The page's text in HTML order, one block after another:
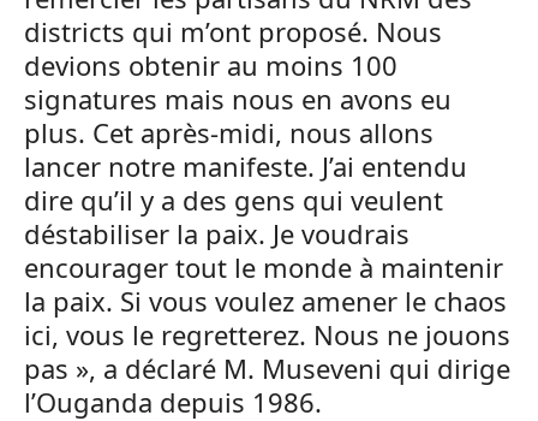
districts qui m’ont proposé. Nous
devions obtenir au moins 100
signatures mais nous en avons eu
plus. Cet après-midi, nous allons
lancer notre manifeste. J’ai entendu
dire qu’il y a des gens qui veulent
déstabiliser la paix. Je voudrais
encourager tout le monde à maintenir
la paix. Si vous voulez amener le chaos
ici, vous le regretterez. Nous ne jouons
pas », a déclaré M. Museveni qui dirige
l’Ouganda depuis 1986.